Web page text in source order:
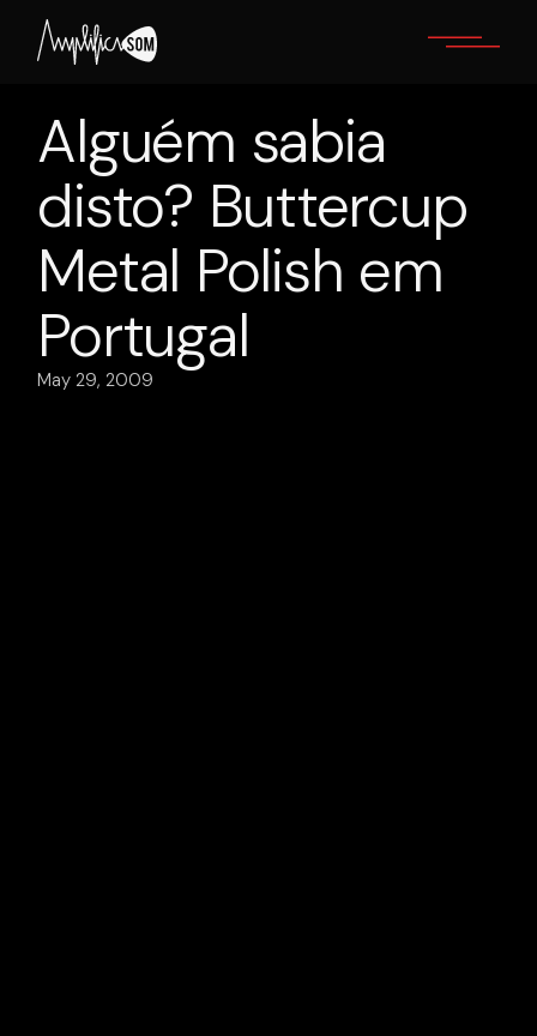
content
Alguém sabia
disto? Buttercup
Metal Polish em
Portugal
May 29, 2009